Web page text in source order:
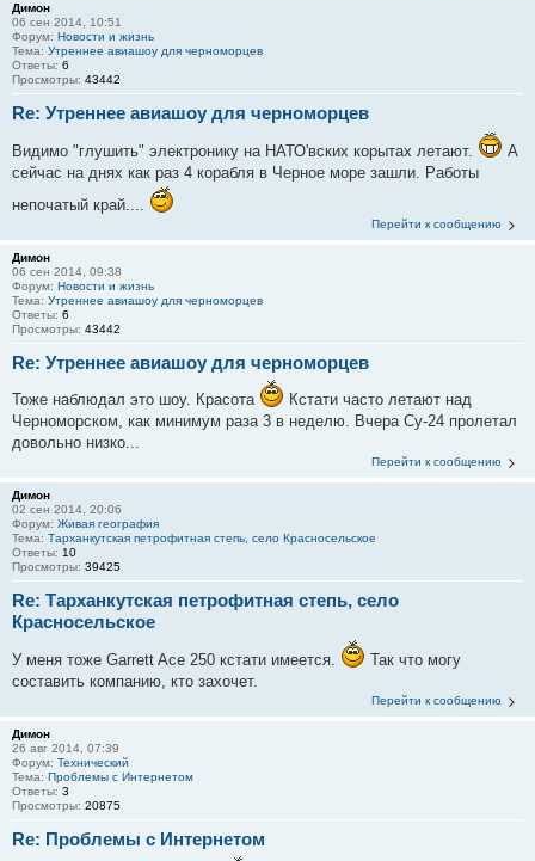
Димон
06 сен 2014, 10:51
Форум: Новости и жизнь
Тема: Утреннее авиашоу для черноморцев
Ответы: 6
Просмотры: 43442
Re: Утреннее авиашоу для черноморцев
Видимо "глушить" электронику на НАТО'вских корытах летают.
А
сейчас на днях как раз 4 корабля в Черное море зашли. Работы
непочатый край....
Перейти к сообщению
Димон
06 сен 2014, 09:38
Форум: Новости и жизнь
Тема: Утреннее авиашоу для черноморцев
Ответы: 6
Просмотры: 43442
Re: Утреннее авиашоу для черноморцев
Тоже наблюдал это шоу. Красота
Кстати часто летают над
Черноморском, как минимум раза 3 в неделю. Вчера Су-24 пролетал
довольно низко...
Перейти к сообщению
Димон
02 сен 2014, 20:06
Форум: Живая география
Тема: Тарханкутская петрофитная степь, село Красносельское
Ответы: 10
Просмотры: 39425
Re: Тарханкутская петрофитная степь, село
Красносельское
У меня тоже Garrett Ace 250 кстати имеется.
Так что могу
составить компанию, кто захочет.
Перейти к сообщению
Димон
26 авг 2014, 07:39
Форум: Технический
Тема: Проблемы с Интернетом
Ответы: 3
Просмотры: 20875
Re: Проблемы с Интернетом